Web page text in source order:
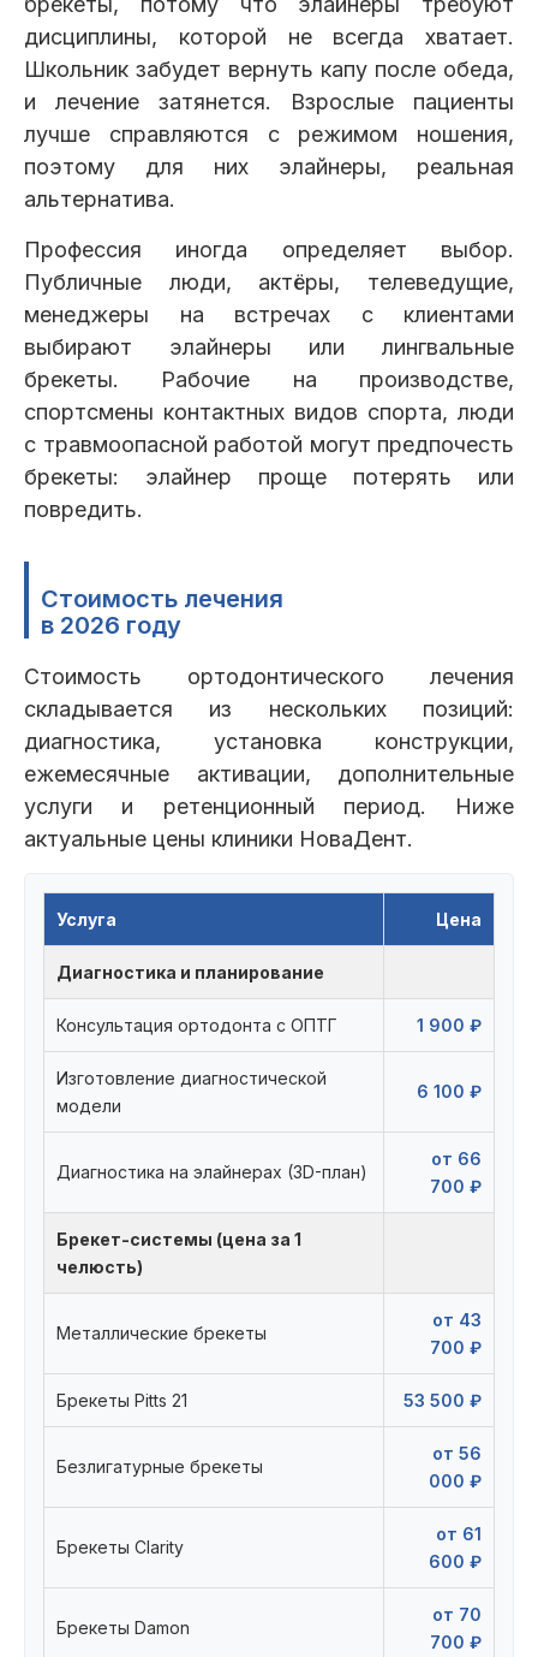
дисциплины, которой не всегда хватает.
Школьник забудет вернуть капу после обеда,
и лечение затянется. Взрослые пациенты
лучше справляются с режимом ношения,
поэтому для них элайнеры, реальная
альтернатива.
Профессия иногда определяет выбор.
Публичные люди, актёры, телеведущие,
менеджеры на встречах с клиентами
выбирают элайнеры или лингвальные
брекеты. Рабочие на производстве,
спортсмены контактных видов спорта, люди
с травмоопасной работой могут предпочесть
брекеты: элайнер проще потерять или
повредить.
Стоимость лечения
в 2026 году
Стоимость ортодонтического лечения
складывается из нескольких позиций:
диагностика, установка конструкции,
ежемесячные активации, дополнительные
услуги и ретенционный период. Ниже
актуальные цены клиники НоваДент.
Услуга Цена
Диагностика и планирование
Консультация ортодонта с ОПТГ 1 900 ₽
Изготовление диагностической
модели
6 100 ₽
Диагностика на элайнерах (3D-план)
от 66
700 ₽
Брекет-системы (цена за 1
челюсть)
Металлические брекеты
от 43
700 ₽
Брекеты Pitts 21 53 500 ₽
Безлигатурные брекеты
от 56
000 ₽
Брекеты Clarity
от 61
600 ₽
Брекеты Damon
от 70
700 ₽